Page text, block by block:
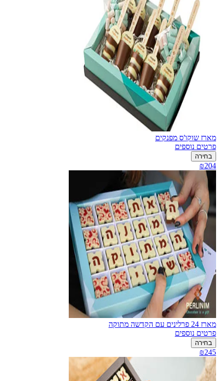
מארז שוקו'ס מפנקים
פרטים נוספים
בחירה
₪204
מארז 24 פרלינים עם הקדשה מתוקה
פרטים נוספים
בחירה
₪245